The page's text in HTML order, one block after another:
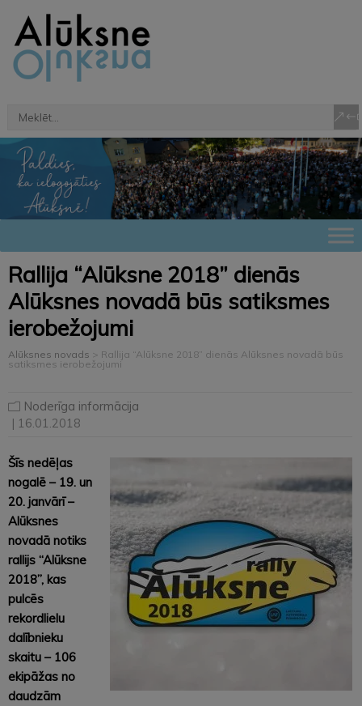
Rallija “Alūksne 2018” dienās
Alūksnes novadā būs satiksmes
ierobežojumi
Alūksnes novads > Rallija “Alūksne 2018” dienās Alūksnes novadā būs
satiksmes ierobežojumi
Noderīga informācija
| 16.01.2018
Šīs nedēļas
nogalē – 19. un
20. janvārī –
Alūksnes
novadā notiks
rallijs “Alūksne
2018”, kas
pulcēs
rekordlielu
dalībnieku
skaitu – 106
ekipāžas no
daudzām